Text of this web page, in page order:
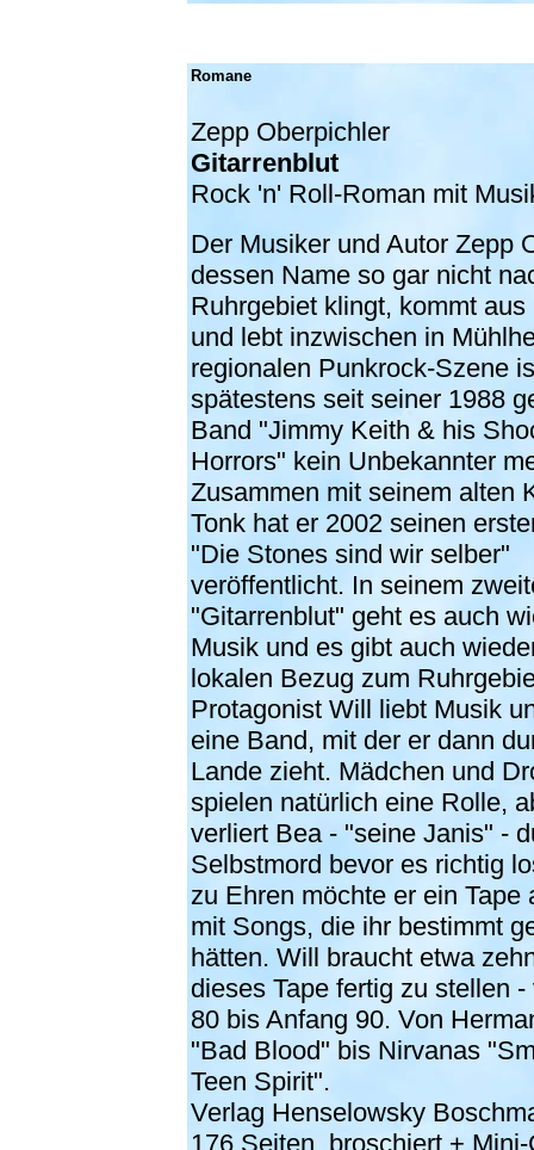
Romane
Zepp Oberpichler
Gitarrenblut
Rock 'n' Roll-Roman mit
Der Musiker und Autor Zepp
dessen Name so gar nicht
Ruhrgebiet klingt, kommt aus
und lebt inzwischen in
regionalen Punkrock-Szene
spätestens seit seiner 1988
Band "Jimmy Keith & his
Horrors" kein Unbekannter
Zusammen mit seinem alten
Tonk hat er 2002 seinen
"Die Stones sind wir selber"
veröffentlicht. In seinem
"Gitarrenblut" geht es auch
Musik und es gibt auch
lokalen Bezug zum
Protagonist Will liebt Musik
eine Band, mit der er dann
Lande zieht. Mädchen und
spielen natürlich eine Rolle,
verliert Bea - "seine Janis" -
Selbstmord bevor es richtig
zu Ehren möchte er ein Tape
mit Songs, die ihr bestimmt
hätten. Will braucht etwa
dieses Tape fertig zu stellen
80 bis Anfang 90. Von
"Bad Blood" bis Nirvanas
Teen Spirit".
Verlag Henselowsky
176 Seiten, broschiert +